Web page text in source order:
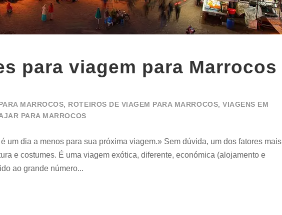
para viagem para Marrocos
MARROCOS, ROTEIROS DE VIAGEM PARA MARROCOS, VIAGENS EM
PARA MARROCOS
um dia a menos para sua próxima viagem.» Sem dúvida, um dos fatores mais
e costumes. É uma viagem exótica, diferente, económica (alojamento e
ao grande número...